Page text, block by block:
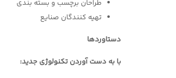
طراحان برچسب و بسته بندی
تهیه کنندگان صنایع
دستاوردها
با به دست آوردن تکنولوژی جدید: